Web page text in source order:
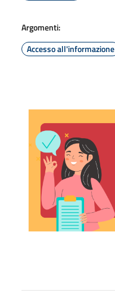
Argomenti:
Accesso all'informazione